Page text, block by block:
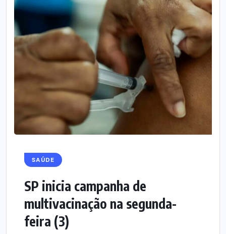
SAÚDE
SP inicia campanha de
multivacinação na segunda-
feira (3)